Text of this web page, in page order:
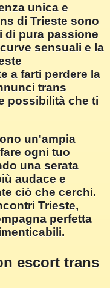
unica e
di Trieste sono
di pura passione
sensuali e la
a farti perdere la
trans
possibilità che ti
un'ampia
ogni tuo
una serata
audace e
ciò che cerchi.
Trieste,
perfetta
escort trans